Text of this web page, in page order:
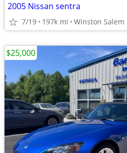
2005 Nissan sentra
7/19 197k mi Winston Salem
$25,000